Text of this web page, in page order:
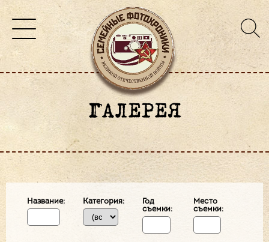
ГАЛЕРЕЯ
Название: Категория:
Год
съемки:
Место
съемки: